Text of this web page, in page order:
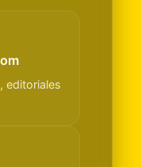
editoriales